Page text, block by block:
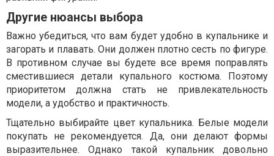
Другие нюансы выбора
Важно убедиться, что вам будет удобно в купальнике и
загорать и плавать. Они должен плотно сесть по фигуре.
В противном случае вы будете все время поправлять
сместившиеся детали купального костюма. Поэтому
приоритетом должна стать не привлекательность
модели, а удобство и практичность.
Тщательно выбирайте цвет купальника. Белые модели
покупать не рекомендуется. Да, они делают формы
выразительнее. Однако такой купальник довольно